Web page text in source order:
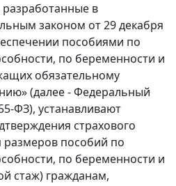
в
законом от 29 декабря
пособиями по
по беременности и
обязательному
(далее - Федеральный
ФЗ), устанавливают
страхового
размеров пособий по
по беременности и
стаж) гражданам,